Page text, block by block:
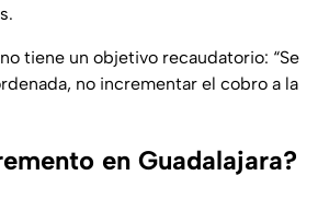
tiene un objetivo recaudatorio: “Se
no incrementar el cobro a la
en Guadalajara?